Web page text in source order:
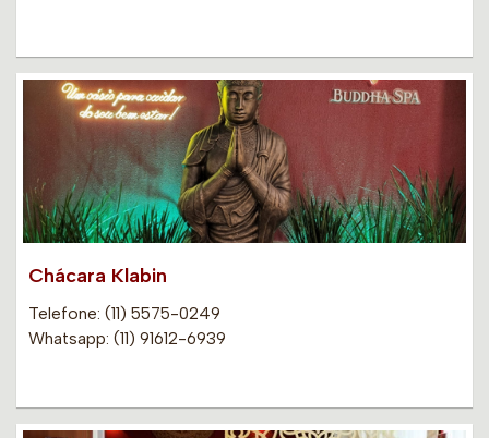
Chácara Klabin
Telefone: (11) 5575-0249
Whatsapp: (11) 91612-6939